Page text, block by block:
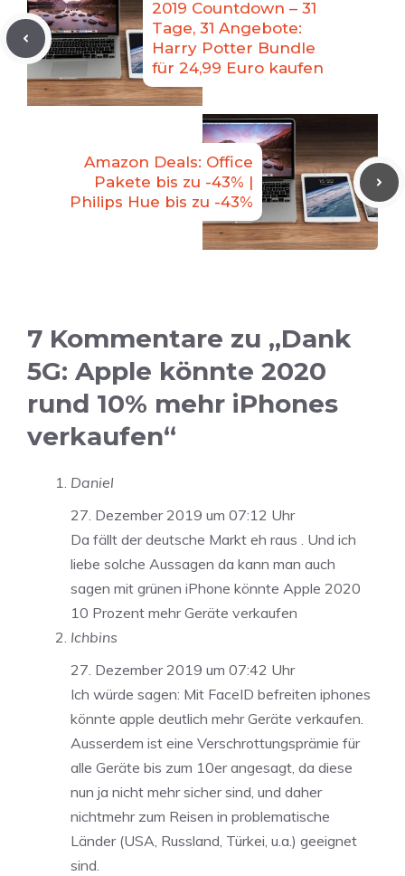
2019 Countdown – 31
Tage, 31 Angebote:
Harry Potter Bundle
für 24,99 Euro kaufen
Amazon Deals: Office
Pakete bis zu -43% |
Philips Hue bis zu -43%
7 Kommentare zu „Dank
5G: Apple könnte 2020
rund 10% mehr iPhones
verkaufen“
Daniel
27. Dezember 2019 um 07:12 Uhr
Da fällt der deutsche Markt eh raus . Und ich
liebe solche Aussagen da kann man auch
sagen mit grünen iPhone könnte Apple 2020
10 Prozent mehr Geräte verkaufen
Ichbins
27. Dezember 2019 um 07:42 Uhr
Ich würde sagen: Mit FaceID befreiten iphones
könnte apple deutlich mehr Geräte verkaufen.
Ausserdem ist eine Verschrottungsprämie für
alle Geräte bis zum 10er angesagt, da diese
nun ja nicht mehr sicher sind, und daher
nichtmehr zum Reisen in problematische
Länder (USA, Russland, Türkei, u.a.) geeignet
sind.